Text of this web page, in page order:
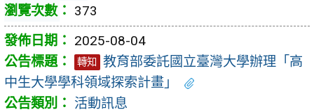
373
2025-08-04
轉知
教育部委託國立臺灣大學辦理「高
中生大學學科領域探索計畫」
活動訊息